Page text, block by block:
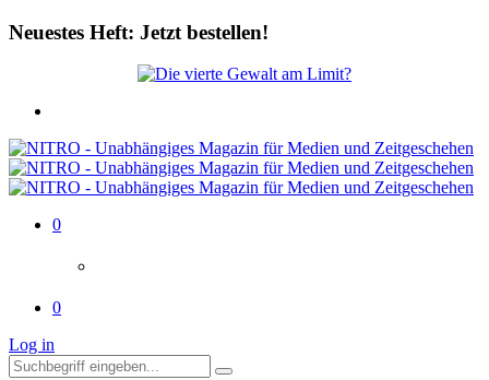
Neuestes Heft: Jetzt bestellen!
0
0
Log in